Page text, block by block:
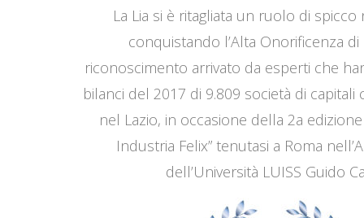
La Lia si è ritagliata un ruolo di
conquistando l’Alta Onorificenza di
riconoscimento arrivato da esperti che
bilanci del 2017 di 9.809 società di capitali
nel Lazio, in occasione della 2a
Industria Felix” tenutasi a Roma
dell’Università LUISS Guido